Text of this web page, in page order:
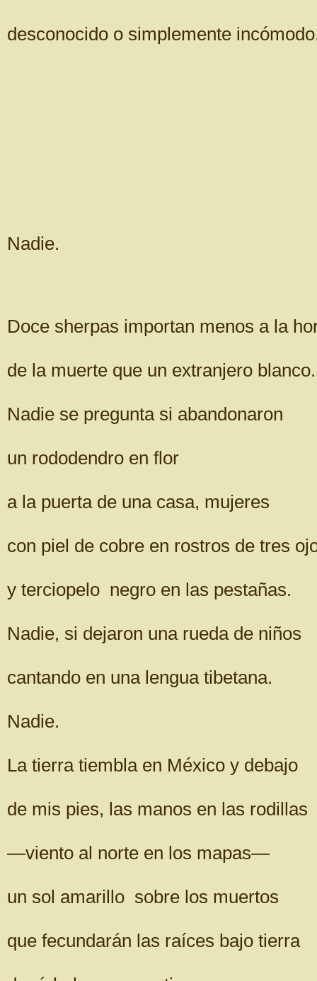
desconocido o simplemente
Nadie.
Doce sherpas importan menos a la
de la muerte que un extranjero blanco.
Nadie se pregunta si abandonaron
un rododendro en flor
a la puerta de una casa, mujeres
con piel de cobre en rostros de tres
y terciopelo negro en las pestañas.
Nadie, si dejaron una rueda de niños
cantando en una lengua tibetana.
Nadie.
La tierra tiembla en México y debajo
de mis pies, las manos en las rodillas
—viento al norte en los mapas—
un sol amarillo sobre los muertos
que fecundarán las raíces bajo tierra